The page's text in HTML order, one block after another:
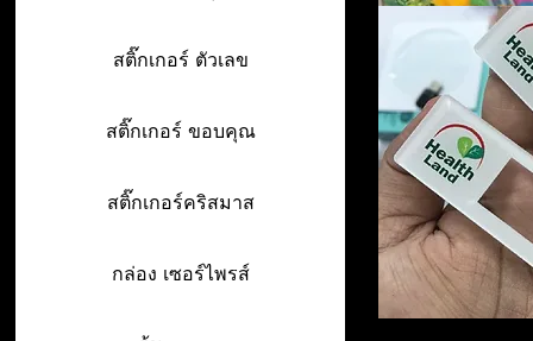
สติ๊กเกอร์ ตัวเลข
สติ๊กเกอร์ ขอบคุณ
สติ๊กเกอร์คริสมาส
กล่อง เซอร์ไพรส์